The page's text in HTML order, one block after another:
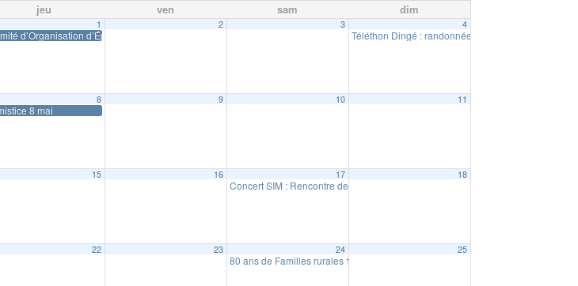
jeu ven sam dim
1
d’Organisation d’Épreuves Sportives Dingéennes : Les Boucles Dingéennes
2 3 4
Téléthon Dingé : randonnée pédestre
8
8 mai
9 10 11
Chantons ensemble »
15 16 17
Concert SIM : Rencontre de chœurs
18
22 23 24
80 ans de Familles rurales10:00
25